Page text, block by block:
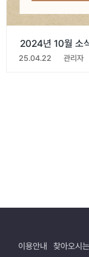
2024년 10월 소
25.04.22 관리자
이용안내 찾아오시